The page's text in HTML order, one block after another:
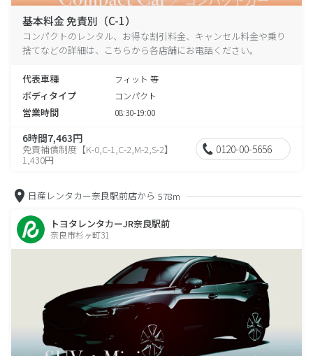
基本料金 免責別（C-1）
コンパクトのレンタル、お得な割引料金、キャンセル料金や乗り
捨てなどの詳細は、こちらから各店舗にお電話ください。
代表車種 フィット 等
ボディタイプ コンパクト
営業時間 08:30-19:00
6時間7,463円
免責補償制度【K-0,C-1,C-2,M-2,S-2】
1,430円
0120-00-5656
日産レンタカー奈良駅前店から 578m
トヨタレンタカーJR奈良駅前
奈良市杉ヶ町31